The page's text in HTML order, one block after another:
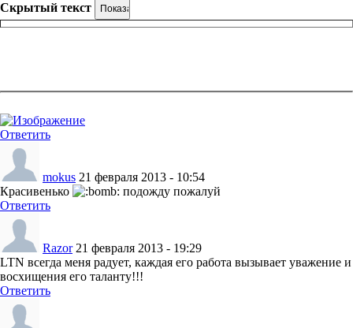
Скрытый текст
Ответить
mokus 21 февраля 2013 - 10:54
Красивенько
подожду пожалуй
Ответить
Razor 21 февраля 2013 - 19:29
LTN всегда меня радует, каждая его работа вызывает уважение и
восхищения его таланту!!!
Ответить